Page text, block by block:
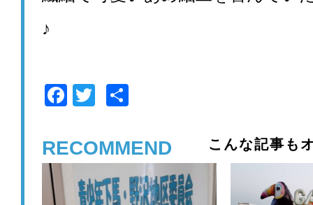
♪
F
c
e
b
tt
er
RECOMMEND こんな記事も